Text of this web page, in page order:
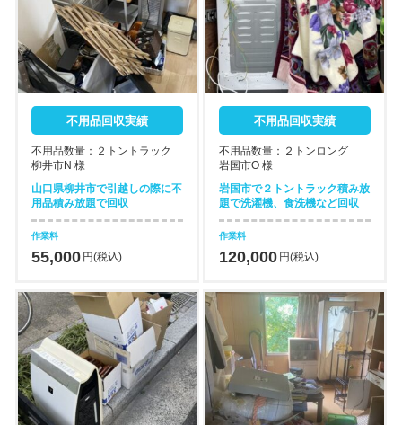
不用品回収実績
不用品数量：２トントラック
柳井市N 様
山口県柳井市で引越しの際に不
用品積み放題で回収
作業料
55,000 円(税込)
不用品回収実績
不用品数量：２トンロング
岩国市O 様
岩国市で２トントラック積み放
題で洗濯機、食洗機など回収
作業料
120,000 円(税込)